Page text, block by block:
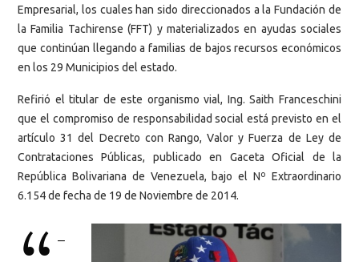
Empresarial, los cuales han sido direccionados a la Fundación de
la Familia Tachirense (FFT) y materializados en ayudas sociales
que continúan llegando a familias de bajos recursos económicos
en los 29 Municipios del estado.
Refirió el titular de este organismo vial, Ing. Saith Franceschini
que el compromiso de responsabilidad social está previsto en el
artículo 31 del Decreto con Rango, Valor y Fuerza de Ley de
Contrataciones Públicas, publicado en Gaceta Oficial de la
República Bolivariana de Venezuela, bajo el Nº Extraordinario
6.154 de fecha de 19 de Noviembre de 2014.
–